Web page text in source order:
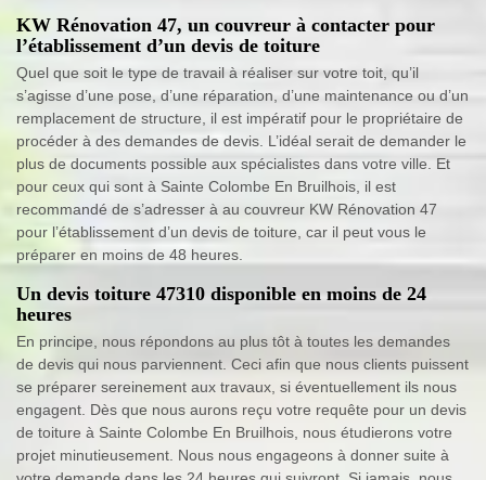
KW Rénovation 47, un couvreur à contacter pour
l’établissement d’un devis de toiture
Quel que soit le type de travail à réaliser sur votre toit, qu’il
s’agisse d’une pose, d’une réparation, d’une maintenance ou d’un
remplacement de structure, il est impératif pour le propriétaire de
procéder à des demandes de devis. L’idéal serait de demander le
plus de documents possible aux spécialistes dans votre ville. Et
pour ceux qui sont à Sainte Colombe En Bruilhois, il est
recommandé de s’adresser à au couvreur KW Rénovation 47
pour l’établissement d’un devis de toiture, car il peut vous le
préparer en moins de 48 heures.
Un devis toiture 47310 disponible en moins de 24
heures
En principe, nous répondons au plus tôt à toutes les demandes
de devis qui nous parviennent. Ceci afin que nous clients puissent
se préparer sereinement aux travaux, si éventuellement ils nous
engagent. Dès que nous aurons reçu votre requête pour un devis
de toiture à Sainte Colombe En Bruilhois, nous étudierons votre
projet minutieusement. Nous nous engageons à donner suite à